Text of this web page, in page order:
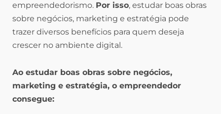
empreendedorismo. Por isso, estudar boas obras
sobre negócios, marketing e estratégia pode
trazer diversos benefícios para quem deseja
crescer no ambiente digital.
Ao estudar boas obras sobre negócios,
marketing e estratégia, o empreendedor
consegue: